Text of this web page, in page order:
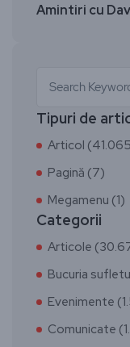
Amintiri cu
Tipuri de
Articol
Pagină (7)
Megamenu (1)
Categorii
Articole
Bucuria
Evenimente
Comunicate